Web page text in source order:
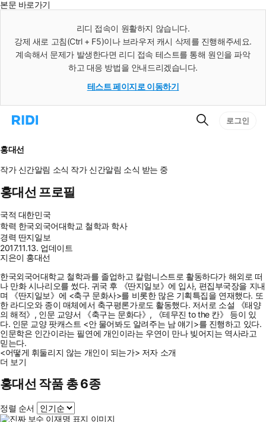
본문 바로가기
리디 접속이 원활하지 않습니다.
강제 새로 고침(Ctrl + F5)이나 브라우저 캐시 삭제를 진행해주세요.
계속해서 문제가 발생한다면 리디 접속 테스트를 통해 원인을 파악
하고 대응 방법을 안내드리겠습니다.
테스트 페이지로 이동하기
리
으
로
이
동
검
로그인
홍대선
작가 신간알림 소식 작가 신간알림 소식 받는 중
홍대선 프로필
국적 대한민국
학력 한국외국어대학교 철학과 학사
경력 딴지일보
2017.11.13. 업데이트
지은이 홍대선
한국외국어대학교 철학과를 졸업하고 칼럼니스트로 활동하다가 해외로 떠
나 만화 시나리오를 썼다. 귀국 후 《딴지일보》에 입사, 편집부국장을 지내
며 《딴지일보》에 <축구 문화사>를 비롯한 많은 기획특집을 연재했다. 또
한 라디오와 종이 매체에서 축구평론가로도 활동했다. 저서로 소설 《태양
의 해적》, 인문 교양서 《축구는 문화다》, 《테무진 to the 칸》 등이 있
다. 인문 교양 팟캐스트 <안 물어봐도 알려주는 남 얘기>를 진행하고 있다.
인문학은 인간이라는 필연에 개인이라는 우연이 만나 빚어지는 역사라고
믿는다.
<어떻게 휘둘리지 않는 개인이 되는가> 저자 소개
더 보기
홍대선 작품 총 6종
정렬 순서